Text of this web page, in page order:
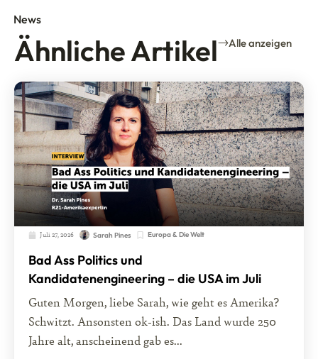
News
Ähnliche Artikel Alle anzeigen
Juli 27, 2026 Sarah Pines Europa & Die Welt
Bad Ass Politics und
Kandidatenengineering – die USA im Juli
Guten Morgen, liebe Sarah, wie geht es Amerika?
Schwitzt. Ansonsten ok-ish. Das Land wurde 250
Jahre alt, anscheinend gab es...